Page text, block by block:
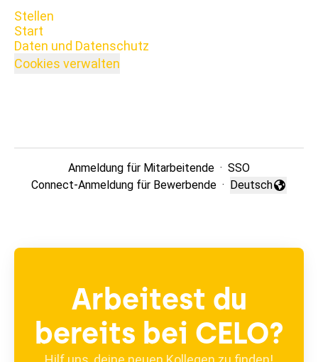
Stellen
Start
Daten und Datenschutz
Cookies verwalten
Anmeldung für Mitarbeitende · SSO
Connect-Anmeldung für Bewerbende ·
Sprache ändern
Deutsch
Arbeitest du
bereits bei CELO?